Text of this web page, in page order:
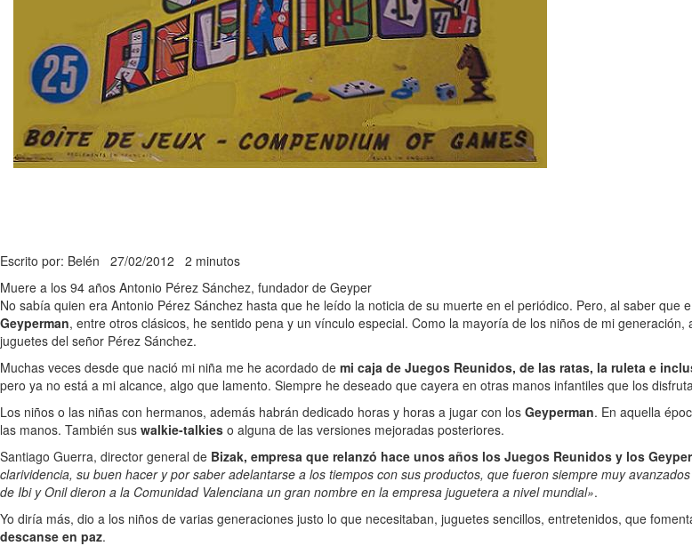
Escrito por: Belén 27/02/2012 2 minutos
Muere a los 94 años Antonio Pérez Sánchez, fundador de Geyper
No sabía quien era Antonio Pérez Sánchez hasta que he leído la noticia de su muerte en el periódico. Pero, al saber que
Geyperman, entre otros clásicos, he sentido pena y un vínculo especial. Como la mayoría de los niños de mi
juguetes del señor Pérez Sánchez.
Muchas veces desde que nació mi niña me he acordado de mi caja de Juegos Reunidos, de las ratas, la ruleta e
pero ya no está a mi alcance, algo que lamento. Siempre he deseado que cayera en otras manos infantiles que los
Los niños o las niñas con hermanos, además habrán dedicado horas y horas a jugar con los Geyperman. En aquella
las manos. También sus walkie-talkies o alguna de las versiones mejoradas posteriores.
Santiago Guerra, director general de Bizak, empresa que relanzó hace unos años los Juegos Reunidos y los
clarividencia, su buen hacer y por saber adelantarse a los tiempos con sus productos, que fueron siempre muy
de Ibi y Onil dieron a la Comunidad Valenciana un gran nombre en la empresa juguetera a nivel mundial».
Yo diría más, dio a los niños de varias generaciones justo lo que necesitaban, juguetes sencillos, entretenidos, que
descanse en paz.